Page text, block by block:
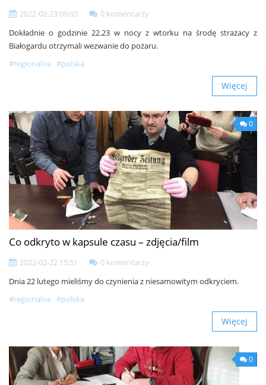
2022-02-23 09:03
0 komentarzy
Dokładnie o godzinie 22.23 w nocy z wtorku na środę strażacy z
Białogardu otrzymali wezwanie do pożaru.
#regionalne #polska
Więcej
0
Co odkryto w kapsule czasu – zdjęcia/film
2022-02-22 15:51
0 komentarzy
Dnia 22 lutego mieliśmy do czynienia z niesamowitym odkryciem.
#regionalne #polska
Więcej
0